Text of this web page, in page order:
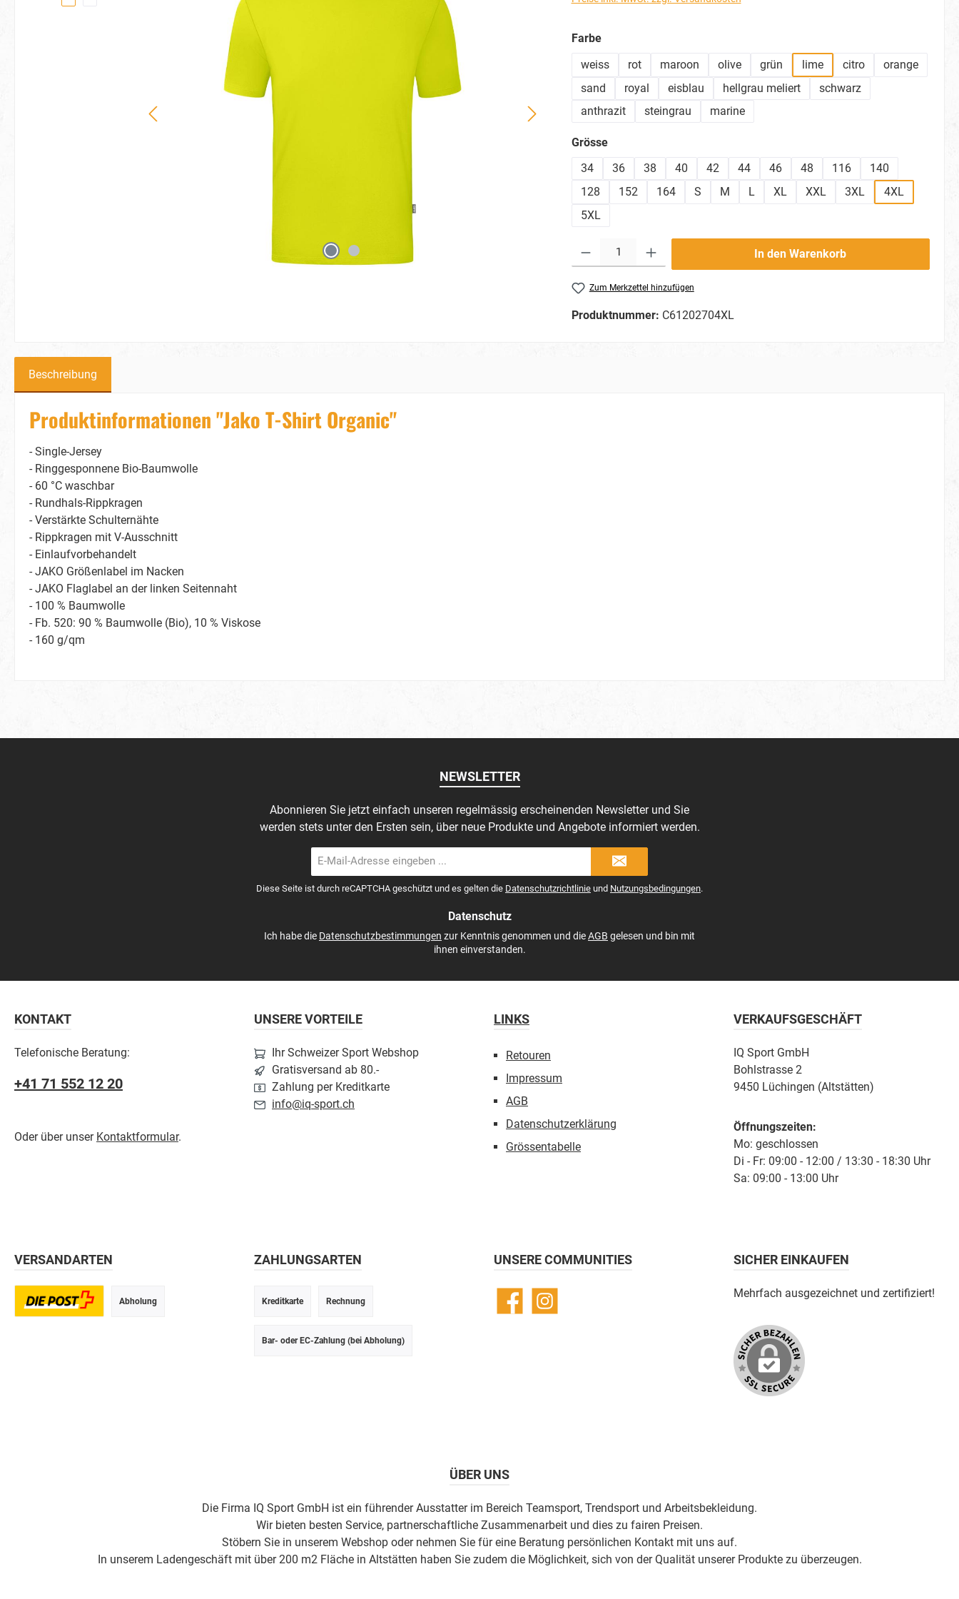
Farbeauswählen
weiss
rot maroon olive grün lime citro
orange
sand
royal eisblau hellgrau meliert
schwarz
anthrazit
steingrau marine
Grösseauswählen
34
36 38 40 42 44 46 48 116
140
128
152 164 S M L XL XXL 3XL
4XL
5XL
In den Warenkorb
Zum Merkzettel hinzufügen
Produktnummer: C61202704XL
Beschreibung
Produktinformationen "Jako T-Shirt Organic"
- Single-Jersey
- Ringgesponnene Bio-Baumwolle
- 60 °C waschbar
- Rundhals-Rippkragen
- Verstärkte Schulternähte
- Rippkragen mit V-Ausschnitt
- Einlaufvorbehandelt
- JAKO Größenlabel im Nacken
- JAKO Flaglabel an der linken Seitennaht
- 100 % Baumwolle
- Fb. 520: 90 % Baumwolle (Bio), 10 % Viskose
- 160 g/qm
NEWSLETTER
Abonnieren Sie jetzt einfach unseren regelmässig erscheinenden Newsletter und Sie
werden stets unter den Ersten sein, über neue Produkte und Angebote informiert werden.
Mail-
*
Diese Seite ist durch reCAPTCHA geschützt und es gelten die Datenschutzrichtlinie und Nutzungsbedingungen.
Datenschutz
Ich habe die Datenschutzbestimmungen zur Kenntnis genommen und dieAGB gelesen und bin mit
ihnen einverstanden.
KONTAKT
Telefonische Beratung:
+41 71 552 12 20
Oder über unser Kontaktformular.
UNSERE VORTEILE
Ihr Schweizer Sport Webshop
Gratisversand ab 80.-
Zahlung per Kreditkarte
info@iq-sport.ch
LINKS
Retouren
Impressum
AGB
Datenschutzerklärung
Grössentabelle
VERKAUFSGESCHÄFT
IQ Sport GmbH
Bohlstrasse 2
9450 Lüchingen (Altstätten)
Öffnungszeiten:
Mo: geschlossen
Di - Fr: 09:00 - 12:00 / 13:30 - 18:30 Uhr
Sa: 09:00 - 13:00 Uhr
VERSANDARTEN
Abholung
ZAHLUNGSARTEN
Kreditkarte Rechnung
Bar- oder EC-Zahlung (bei Abholung)
UNSERE COMMUNITIES
FacebookInstagram
SICHER EINKAUFEN
Mehrfach ausgezeichnet und zertifiziert!
ÜBER UNS
Die Firma IQ Sport GmbH ist ein führender Ausstatter im Bereich Teamsport, Trendsport und Arbeitsbekleidung.
Wir bieten besten Service, partnerschaftliche Zusammenarbeit und dies zu fairen Preisen.
Stöbern Sie in unserem Webshop oder nehmen Sie für eine Beratung persönlichen Kontakt mit uns auf.
In unserem Ladengeschäft mit über 200 m2 Fläche in Altstätten haben Sie zudem die Möglichkeit, sich von der Qualität unserer Produkte zu überzeugen.